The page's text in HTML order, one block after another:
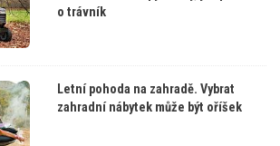
o trávník
Letní pohoda na zahradě. Vybrat
zahradní nábytek může být oříšek